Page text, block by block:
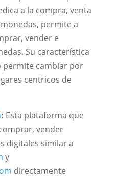
a la compra, venta
permite a
vender e
Su característica
permite cambiar por
centricos de
: Esta plataforma que
vender
digitales similar a
y
directamente